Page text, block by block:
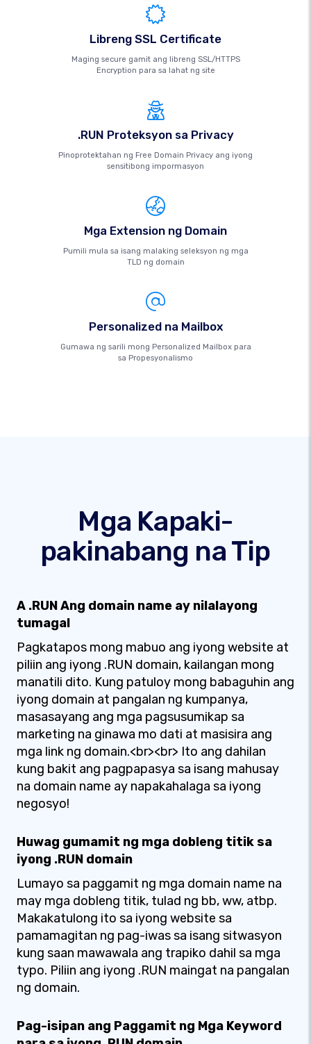
Libreng SSL Certificate
Maging secure gamit ang libreng SSL/HTTPS
Encryption para sa lahat ng site
.RUN Proteksyon sa Privacy
Pinoprotektahan ng Free Domain Privacy ang iyong
sensitibong impormasyon
Mga Extension ng Domain
Pumili mula sa isang malaking seleksyon ng mga
TLD ng domain
Personalized na Mailbox
Gumawa ng sarili mong Personalized Mailbox para
sa Propesyonalismo
Mga Kapaki-
pakinabang na Tip
A .RUN Ang domain name ay nilalayong
tumagal
Pagkatapos mong mabuo ang iyong website at
piliin ang iyong .RUN domain, kailangan mong
manatili dito. Kung patuloy mong babaguhin ang
iyong domain at pangalan ng kumpanya,
masasayang ang mga pagsusumikap sa
marketing na ginawa mo dati at masisira ang
mga link ng domain.<br><br> Ito ang dahilan
kung bakit ang pagpapasya sa isang mahusay
na domain name ay napakahalaga sa iyong
negosyo!
Huwag gumamit ng mga dobleng titik sa
iyong .RUN domain
Lumayo sa paggamit ng mga domain name na
may mga dobleng titik, tulad ng bb, ww, atbp.
Makakatulong ito sa iyong website sa
pamamagitan ng pag-iwas sa isang sitwasyon
kung saan mawawala ang trapiko dahil sa mga
typo. Piliin ang iyong .RUN maingat na pangalan
ng domain.
Pag-isipan ang Paggamit ng Mga Keyword